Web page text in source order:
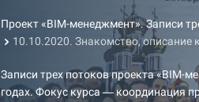
Проект «BIM-менеджмент». Записи
10.10.2020. Знакомство, описание
Записи трех потоков проекта «BIM-
годах. Фокус курса — координация